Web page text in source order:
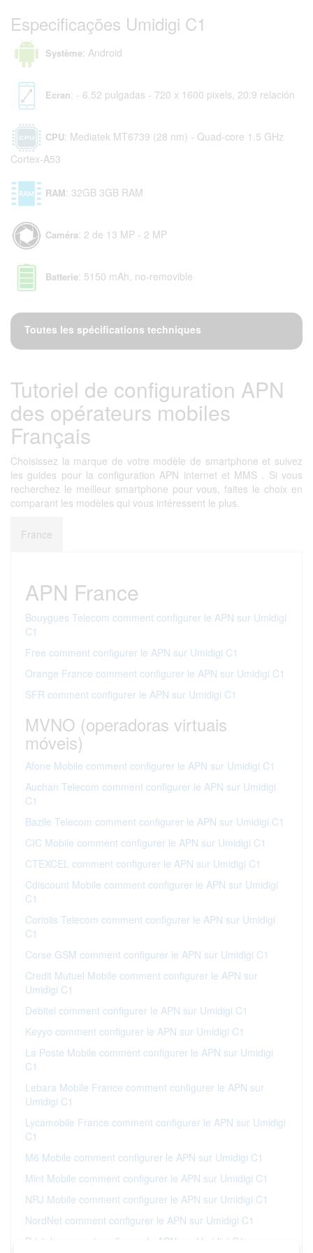
Especificações Umidigi C1
Système: Android
Ecran: - 6.52 pulgadas - 720 x 1600 pixels, 20:9 relación
CPU: Mediatek MT6739 (28 nm) - Quad-core 1.5 GHz
Cortex-A53
RAM: 32GB 3GB RAM
Caméra: 2 de 13 MP - 2 MP
Batterie: 5150 mAh, no-removible
Toutes les spécifications techniques
Tutoriel de configuration APN
des opérateurs mobiles
Français
Choisissez la marque de votre modèle de smartphone et suivez
les guides pour la configuration APN internet et MMS . Si vous
recherchez le meilleur smartphone pour vous, faites le choix en
comparant les modèles qui vous intéressent le plus.
France
APN France
Bouygues Telecom comment configurer le APN sur Umidigi
C1
Free comment configurer le APN sur Umidigi C1
Orange France comment configurer le APN sur Umidigi C1
SFR comment configurer le APN sur Umidigi C1
MVNO (operadoras virtuais
móveis)
Afone Mobile comment configurer le APN sur Umidigi C1
Auchan Telecom comment configurer le APN sur Umidigi
C1
Bazile Telecom comment configurer le APN sur Umidigi C1
CIC Mobile comment configurer le APN sur Umidigi C1
CTEXCEL comment configurer le APN sur Umidigi C1
Cdiscount Mobile comment configurer le APN sur Umidigi
C1
Coriolis Telecom comment configurer le APN sur Umidigi
C1
Corse GSM comment configurer le APN sur Umidigi C1
Credit Mutuel Mobile comment configurer le APN sur
Umidigi C1
Debitel comment configurer le APN sur Umidigi C1
Keyyo comment configurer le APN sur Umidigi C1
La Poste Mobile comment configurer le APN sur Umidigi
C1
Lebara Mobile France comment configurer le APN sur
Umidigi C1
Lycamobile France comment configurer le APN sur Umidigi
C1
M6 Mobile comment configurer le APN sur Umidigi C1
Mint Mobile comment configurer le APN sur Umidigi C1
NRJ Mobile comment configurer le APN sur Umidigi C1
NordNet comment configurer le APN sur Umidigi C1
Prixtel comment configurer le APN sur Umidigi C1